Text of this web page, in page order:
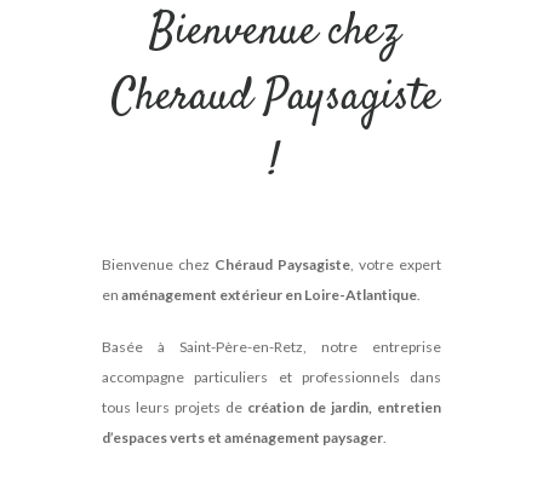
Bienvenue chez
Cheraud Paysagiste
!
Bienvenue chez Chéraud Paysagiste , votre expert
en aménagement extérieur en Loire-Atlantique
Basée à Saint-Père-en-Retz, notre entreprise
accompagne particuliers et professionnels dans
tous leurs projets de création de jardin, entretien
d’espaces verts et aménagement paysager